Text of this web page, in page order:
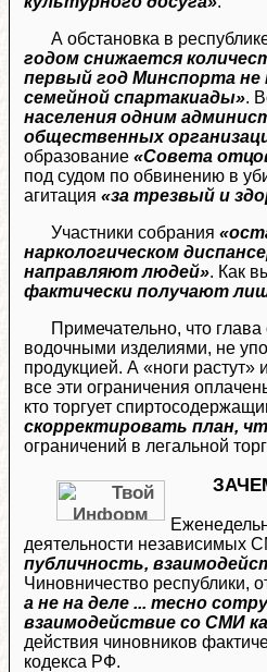
А обстановка в
годом снижается
первый год Минспорта не
семейной спартакиады».
населения одним
общественных
образование «Совета
под судом по обвинению в
агитация «за трезвый и
Участники собрания
наркологическом
направляют людей». Как
фактически получают
Примечательно, что
водочными изделиями, не
продукцией. А «ноги растут»
все эти ограничения
кто торгует
скорректировать план,
ограничений в легальной
деятельности независимых
публичность,
Чиновничество республики,
а не на деле ... тесно
взаимодействие со СМИ
действия чиновников
кодекса РФ.